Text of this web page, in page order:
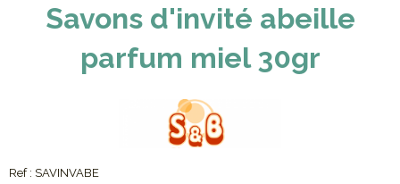
Savons d'invité abeille
parfum miel 30gr
Ref : SAVINVABE